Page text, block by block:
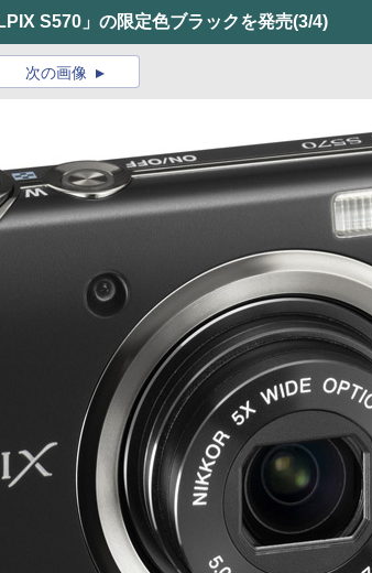
S570」の限定色ブラックを発売(3/4)
次の画像